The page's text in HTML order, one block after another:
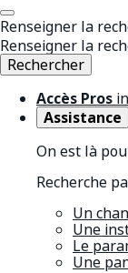
Renseigner la
Renseigner la
Rechercher
Accès Pros
Assistance
On est là
Recherche
Un
Une
Le
Une